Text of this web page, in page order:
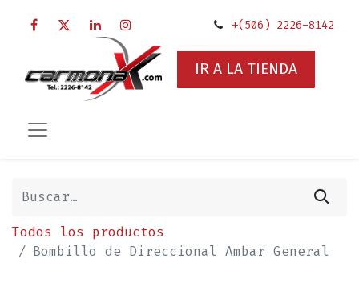
+(506) 2226-8142
IR A LA TIENDA
Todos los productos
Bombillo de Direccional Ambar General